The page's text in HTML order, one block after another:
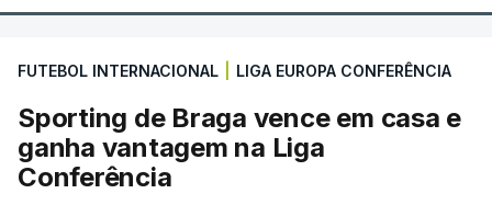
FUTEBOL INTERNACIONAL LIGA EUROPA CONFERÊNCIA
Sporting de Braga vence em casa e
ganha vantagem na Liga
Conferência